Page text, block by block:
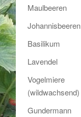
Maulbeeren
Johannisbeeren
Basilikum
Lavendel
Vogelmiere
(wildwachsend)
Gundermann